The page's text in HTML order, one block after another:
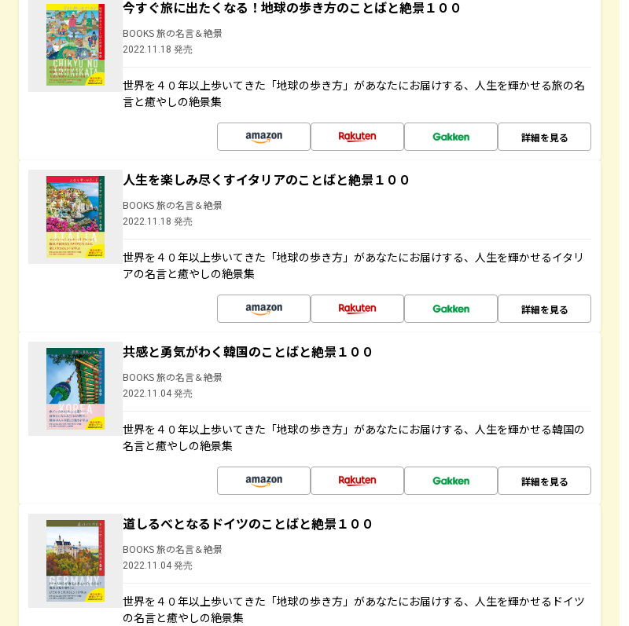
今すぐ旅に出たくなる！地球の歩き方のことばと絶景１００
BOOKS 旅の名言＆絶景
2022.11.18 発売
世界を４０年以上歩いてきた「地球の歩き方」があなたにお届けする、人生を輝かせる旅の名
言と癒やしの絶景集
詳細を見る
人生を楽しみ尽くすイタリアのことばと絶景１００
BOOKS 旅の名言＆絶景
2022.11.18 発売
世界を４０年以上歩いてきた「地球の歩き方」があなたにお届けする、人生を輝かせるイタリ
アの名言と癒やしの絶景集
詳細を見る
共感と勇気がわく韓国のことばと絶景１００
BOOKS 旅の名言＆絶景
2022.11.04 発売
世界を４０年以上歩いてきた「地球の歩き方」があなたにお届けする、人生を輝かせる韓国の
名言と癒やしの絶景集
詳細を見る
道しるべとなるドイツのことばと絶景１００
BOOKS 旅の名言＆絶景
2022.11.04 発売
世界を４０年以上歩いてきた「地球の歩き方」があなたにお届けする、人生を輝かせるドイツ
の名言と癒やしの絶景集